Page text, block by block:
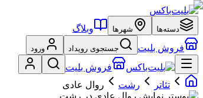
دسته‌ها شهرها
وبلاگ
فروش بلیت
جستجوی رویداد ورود
فروش بلیت
تئاتر
رشت روال عادی